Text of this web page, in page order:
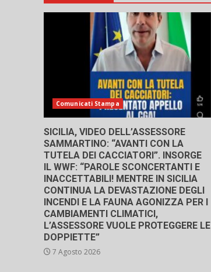
Comunicati Stampa
SICILIA, VIDEO DELL’ASSESSORE
SAMMARTINO: “AVANTI CON LA
TUTELA DEI CACCIATORI”. INSORGE
IL WWF: “PAROLE SCONCERTANTI E
INACCETTABILI! MENTRE IN SICILIA
CONTINUA LA DEVASTAZIONE DEGLI
INCENDI E LA FAUNA AGONIZZA PER I
CAMBIAMENTI CLIMATICI,
L’ASSESSORE VUOLE PROTEGGERE LE
DOPPIETTE”
7 Agosto 2026